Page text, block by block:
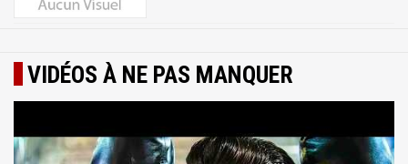
VIDÉOS À NE PAS MANQUER